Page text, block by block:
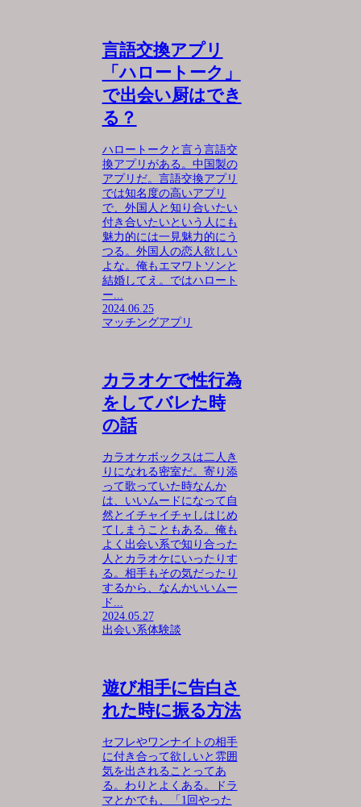
言語交換アプリ
「ハロートーク」
で出会い厨はでき
る？
ハロートークと言う言語交
換アプリがある。中国製の
アプリだ。言語交換アプリ
では知名度の高いアプリ
で、外国人と知り合いたい
付き合いたいという人にも
魅力的には一見魅力的にう
つる。外国人の恋人欲しい
よな。俺もエマワトソンと
結婚してえ。ではハロート
ー...
2024.06.25
マッチングアプリ
カラオケで性行為
をしてバレた時
の話
カラオケボックスは二人き
りになれる密室だ。寄り添
って歌っていた時なんか
は、いいムードになって自
然とイチャイチャしはじめ
てしまうこともある。俺も
よく出会い系で知り合った
人とカラオケにいったりす
る。相手もその気だったり
するから、なんかいいムー
ド...
2024.05.27
出会い系体験談
遊び相手に告白さ
れた時に振る方法
セフレやワンナイトの相手
に付き合って欲しいと雰囲
気を出されることってあ
る。わりとよくある。ドラ
マとかでも、「1回やった